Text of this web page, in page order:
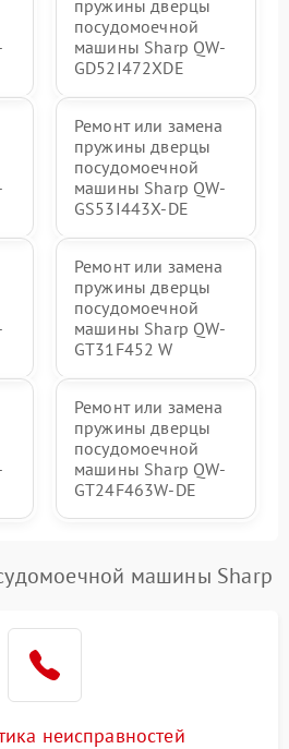
пружины дверцы
посудомоечной
машины Sharp QW-
GD52I472XDE
Ремонт или замена
пружины дверцы
посудомоечной
машины Sharp QW-
GS53I443X-DE
Ремонт или замена
пружины дверцы
посудомоечной
машины Sharp QW-
GT31F452 W
Ремонт или замена
пружины дверцы
посудомоечной
машины Sharp QW-
GT24F463W-DE
машины Sharp
неисправностей